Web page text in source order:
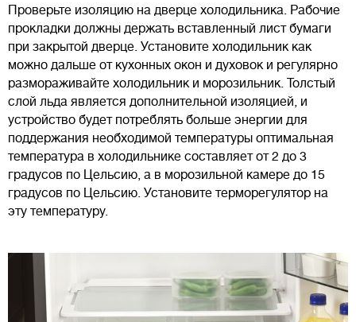
Проверьте изоляцию на дверце холодильника. Рабочие
прокладки должны держать вставленный лист бумаги
при закрытой дверце. Установите холодильник как
можно дальше от кухонных окон и духовок и регулярно
размораживайте холодильник и морозильник. Толстый
слой льда является дополнительной изоляцией, и
устройство будет потреблять больше энергии для
поддержания необходимой температуры оптимальная
температура в холодильнике составляет от 2 до 3
градусов по Цельсию, а в морозильной камере до 15
градусов по Цельсию. Установите терморегулятор на
эту температуру.